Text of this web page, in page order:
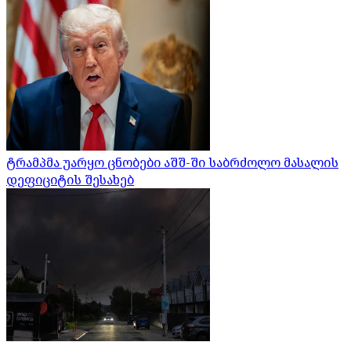
ტრამპმა უარყო ცნობები აშშ-ში საბრძოლო მასალის
დეფიციტის შესახებ